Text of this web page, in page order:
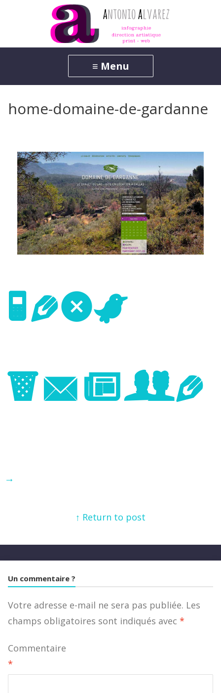
home-domaine-de-gardanne
Next
Image
→
↑ Return to post
Un commentaire ?
Votre adresse e-mail ne sera pas publiée. Les
champs obligatoires sont indiqués avec *
Commentaire
*